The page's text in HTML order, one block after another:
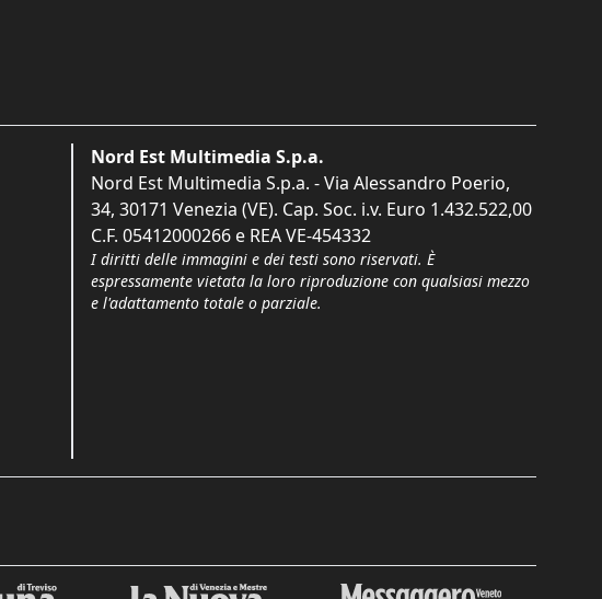
Nord Est Multimedia S.p.a.
Nord Est Multimedia S.p.a. - Via Alessandro Poerio,
34, 30171 Venezia (VE). Cap. Soc. i.v. Euro 1.432.522,00
C.F. 05412000266 e REA VE-454332
I diritti delle immagini e dei testi sono riservati. È
espressamente vietata la loro riproduzione con qualsiasi mezzo
e l'adattamento totale o parziale.